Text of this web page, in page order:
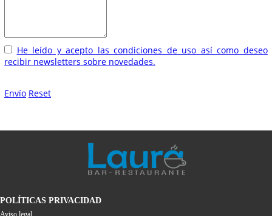
He leído y acepto las condiciones de uso así como deseo
recibir newsletters sobre novedades.
Envío Reset
POLÍTICAS PRIVACIDAD
Aviso legal